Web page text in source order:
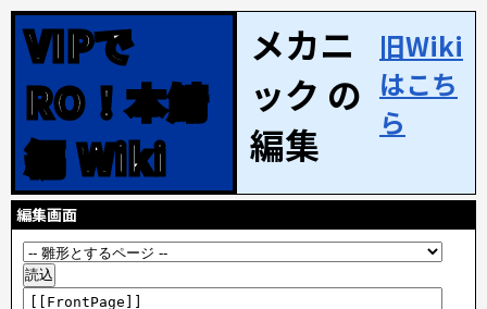
VIPで
RO！本鯖
編 Wiki
メカニ
ック の
編集
旧Wiki
はこち
ら
編集画面